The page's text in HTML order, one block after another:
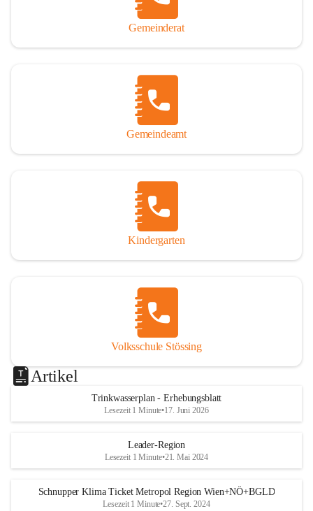
Gemeinderat
Gemeindeamt
Kindergarten
Volksschule Stössing
Artikel
Trinkwasserplan - Erhebungsblatt
Lesezeit 1 Minute•17. Juni 2026
Leader-Region
Lesezeit 1 Minute•21. Mai 2024
Schnupper Klima Ticket Metropol Region Wien+NÖ+BGLD
Lesezeit 1 Minute•27. Sept. 2024